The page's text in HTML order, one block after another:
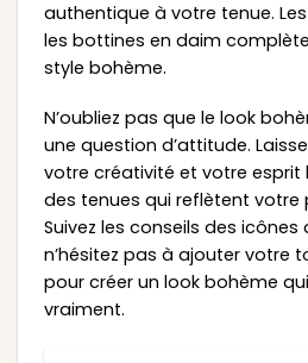
authentique à votre tenue.
les bottines en daim
style bohème.
N’oubliez pas que le look
une question d’attitude.
votre créativité et votre esprit
des tenues qui reflètent votre
Suivez les conseils des
n’hésitez pas à ajouter votre
pour créer un look bohème
vraiment.